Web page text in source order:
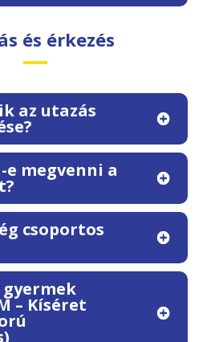
és érkezés
az utazás
megvenni a
csoportos
– Kíséret